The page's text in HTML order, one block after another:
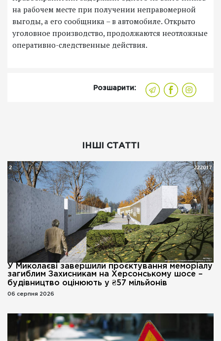
на рабочем месте при получении неправомерной
выгоды, а его сообщника – в автомобиле. Открыто
уголовное производство, продолжаются неотложные
оперативно-следственные действия.
Розшарити:
ІНШІ СТАТТІ
У Миколаєві завершили проєктування меморіалу
загиблим Захисникам на Херсонському шосе –
будівництво оцінюють у ₴57 мільйонів
06 серпня 2026